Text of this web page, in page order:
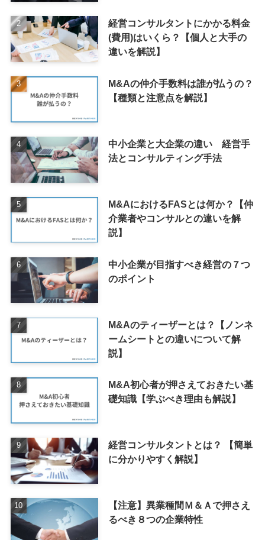
経営コンサルタントにかかる料金
(費用)はいくら？【個人と大手の
違いを解説】
M&Aの仲介手数料は誰が払うの？
【種類と注意点を解説】
中小企業と大企業の違い 経営手
法とコンサルティング手法
M&AにおけるFASとは何か？【仲
介業者やコンサルとの違いを解
説】
中小企業が目指すべき経営の７つ
のポイント
M&Aのティーザーとは？【ノンネ
ームシートとの違いについて解
説】
M&A初心者が押さえておきたい基
礎知識【学ぶべき理由も解説】
経営コンサルタントとは？ 【簡単
に分かりやすく解説】
【注意】異業種間Ｍ＆Ａで押さえ
るべき８つの企業特性